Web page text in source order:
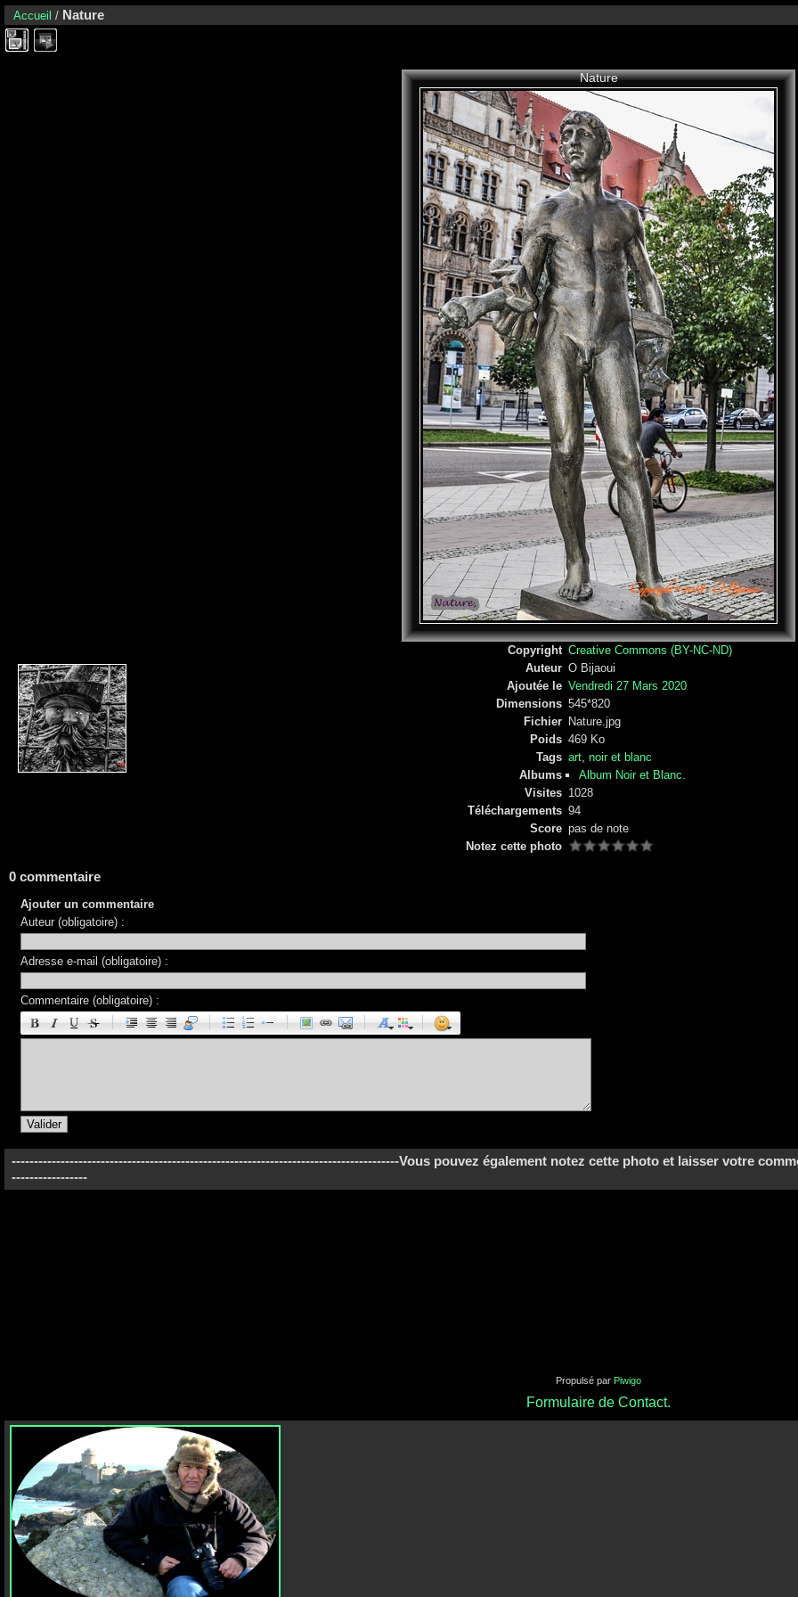
Accueil / Nature
Nature
Copyright Creative Commons (BY-NC-ND)
Auteur O Bijaoui
Ajoutée le Vendredi 27 Mars 2020
Dimensions 545*820
Fichier Nature.jpg
Poids 469 Ko
Tags art, noir et blanc
Albums
Album Noir et Blanc.
Visites 1028
Téléchargements 94
Score pas de note
Notez cette photo
0 commentaire
Ajouter un commentaire
Auteur (obligatoire) :
Adresse e-mail (obligatoire) :
Commentaire (obligatoire) :
---------------------------------------------------------------------------------------Vous pouvez également notez cette photo et laisser votre
-----------------
Propulsé par Piwigo
Formulaire de Contact.